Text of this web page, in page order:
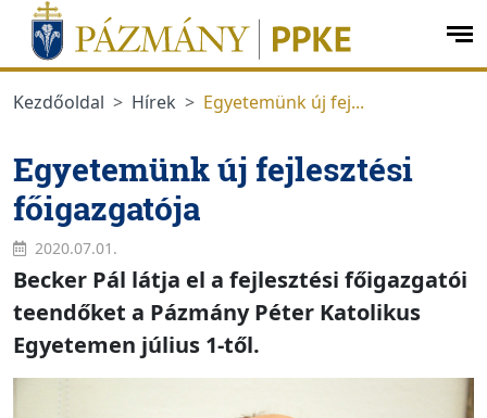
Ugrás a menüre
Ugrás a tartalomra
Kezdőoldal
Hírek Egyetemünk új fej...
Egyetemünk új fejlesztési
főigazgatója
2020.07.01.
Becker Pál látja el a fejlesztési főigazgatói
teendőket a Pázmány Péter Katolikus
Egyetemen július 1-től.